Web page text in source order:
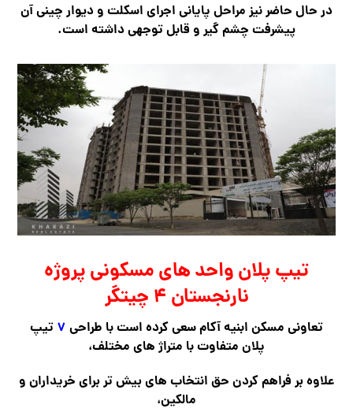
در حال حاضر نیز مراحل پایانی اجرای اسکلت و دیوار چینی آن
پیشرفت چشم گیر و قابل توجهی داشته است.
تیپ پلان واحد های مسکونی پروژه
نارنجستان ۴ چیتگر
تعاونی مسکن ابنیه آکام سعی کرده است با طراحی ۷ تیپ
پلان متفاوت با متراژ های مختلف،
علاوه بر فراهم کردن حق انتخاب های بیش تر برای خریداران و
مالکین،